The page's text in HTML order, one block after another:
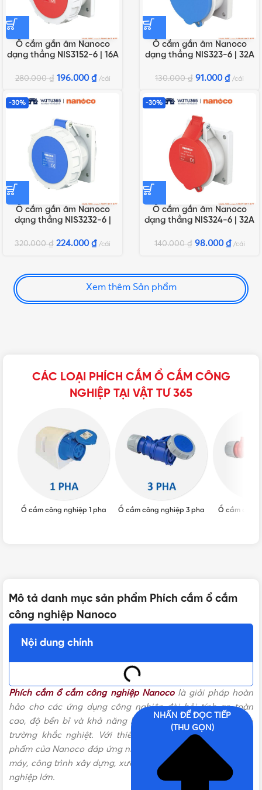
Ổ cắm gắn âm Nanoco
dạng thẳng NIS3152-6 | 16A
280.000₫ 196.000 ₫ cái
Ổ cắm gắn âm Nanoco
dạng thẳng NIS323-6 | 32A
130.000₫ 91.000 ₫ cái
-30%
Ổ cắm gắn âm Nanoco
dạng thẳng NIS3232-6 |
320.000₫ 224.000 ₫ cái
-30%
Ổ cắm gắn âm Nanoco
dạng thẳng NIS324-6 | 32A
140.000₫ 98.000 ₫ cái
Xem thêm Sản phẩm
CÁC LOẠI PHÍCH CẮM Ổ CẮM CÔNG
NGHIỆP TẠI VẬT TƯ 365
Ổ cắm công nghiệp 1 pha Ổ cắm công nghiệp 3 pha Ổ cắm công
Mô tả danh mục sản phẩm Phích cắm ổ cắm
công nghiệp Nanoco
Nội dung chính
Phích cắm ổ cắm công nghiệp Nanocolà giải pháp hoàn
hảo cho các ứng dụng công nghiệp đòi hỏi tính an toàn
cao, độ bền bỉ và khả năng hoạt động ổn định trong môi
trường khắc nghiệt. Với thiết kế đạt chuẩn quốc tế, sản
phẩm của Nanoco đáp ứng nhu cầu sử dụng trong các nhà
máy, công trình xây dựng, xưởng sản xuất và các khu công
nghiệp lớn.
NHẤN ĐỂ ĐỌC TIẾP
(THU GỌN)